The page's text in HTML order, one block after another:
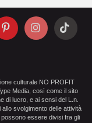
culturale NO PROFIT
Media, così come il sito
di lucro, e ai sensi del L.n.
svolgimento delle attività
essere divisi fra gli